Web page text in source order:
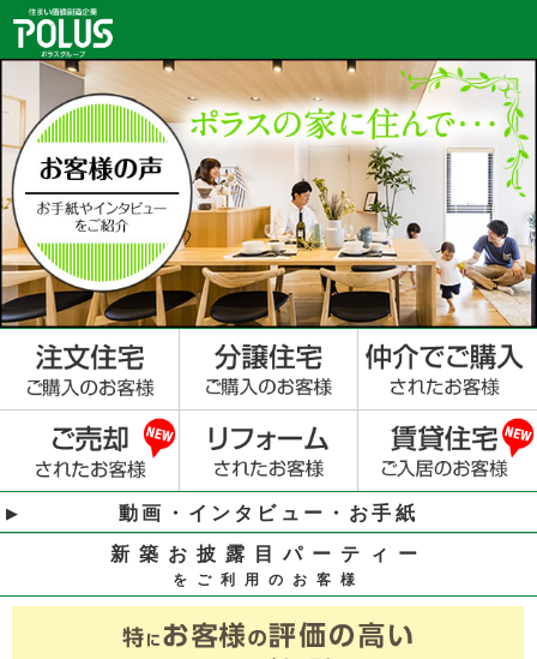
動画・インタビュー・お手紙
新築お披露目パーティー
をご利用のお客様